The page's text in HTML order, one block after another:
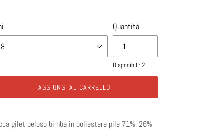
Quantità
Disponibili: 2
AGGIUNGI AL CARRELLO
gilet peloso bimba in poliestere pile 71%, 26%